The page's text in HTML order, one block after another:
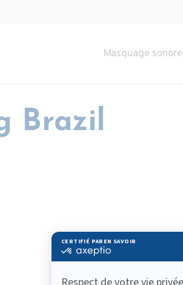
Masquage sonore
Brazil